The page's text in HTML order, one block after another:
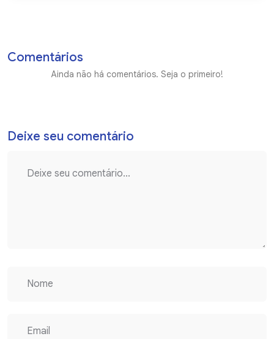
Comentários
Ainda não há comentários. Seja o primeiro!
Deixe seu comentário